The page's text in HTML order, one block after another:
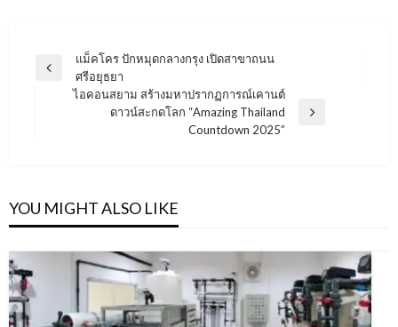
แนะแนว
Previous
แม็คโคร ปักหมุดกลางกรุง เปิดสาขาถนน
ศรีอยุธยา
ไอคอนสยาม สร้างมหาปรากฏการณ์เคานต์
ดาวน์สะกดโลก “Amazing Thailand
Countdown 2025”
YOU MIGHT ALSO LIKE